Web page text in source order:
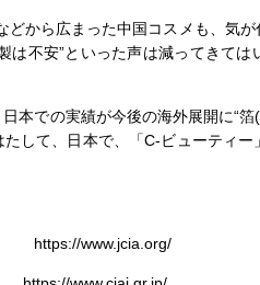
から広まった中国コスメも、気
は不安”といった声は減ってきては
本での実績が今後の海外展開に“
して、日本で、「C-ビューティ
www.jcia.org/